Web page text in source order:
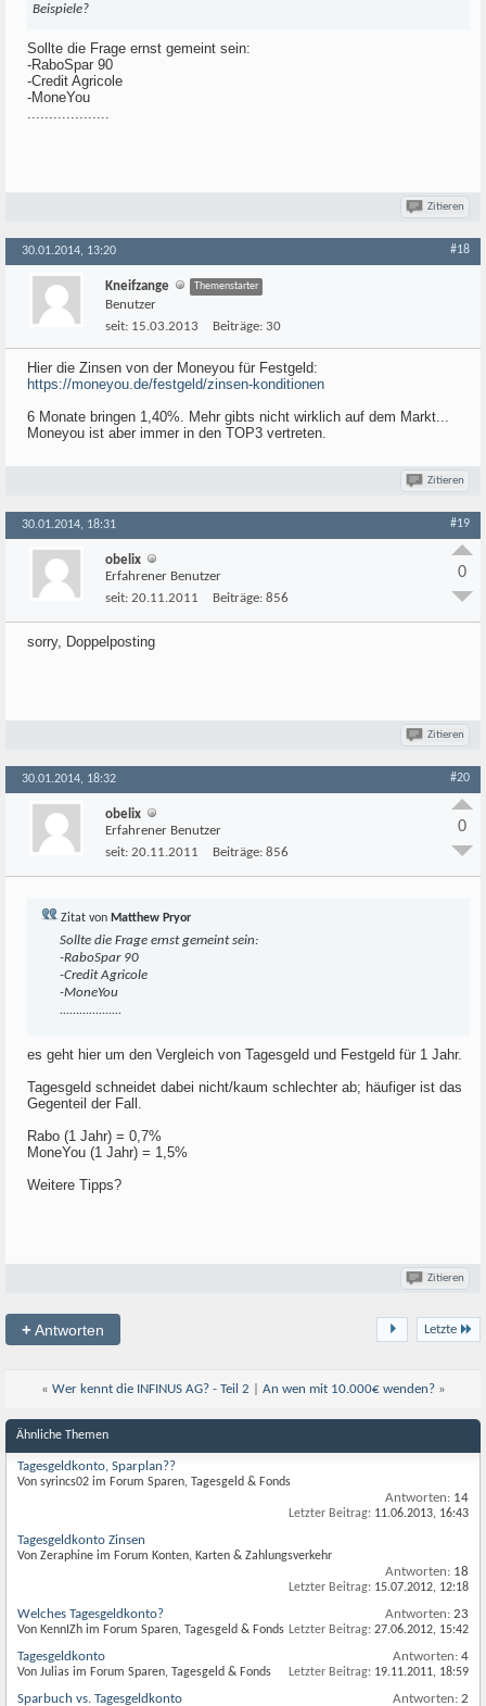
Beispiele?
Sollte die Frage ernst gemeint sein:
-RaboSpar 90
-Credit Agricole
-MoneYou
...................
Zitieren
30.01.2014, 13:20 #18
Kneifzange Themenstarter
Benutzer
seit: 15.03.2013 Beiträge: 30
Hier die Zinsen von der Moneyou für Festgeld:
https://moneyou.de/festgeld/zinsen-konditionen
6 Monate bringen 1,40%. Mehr gibts nicht wirklich auf dem Markt...
Moneyou ist aber immer in den TOP3 vertreten.
Zitieren
30.01.2014, 18:31 #19
obelix
Erfahrener Benutzer
seit: 20.11.2011 Beiträge: 856
0
sorry, Doppelposting
Zitieren
30.01.2014, 18:32 #20
obelix
Erfahrener Benutzer
seit: 20.11.2011 Beiträge: 856
0
Zitat von Matthew Pryor
Sollte die Frage ernst gemeint sein:
-RaboSpar 90
-Credit Agricole
-MoneYou
...................
es geht hier um den Vergleich von Tagesgeld und Festgeld für 1 Jahr.
Tagesgeld schneidet dabei nicht/kaum schlechter ab; häufiger ist das
Gegenteil der Fall.
Rabo (1 Jahr) = 0,7%
MoneYou (1 Jahr) = 1,5%
Weitere Tipps?
Zitieren
+Antworten Letzte
« Wer kennt die INFINUS AG? - Teil 2 An wen mit 10.000€ wenden? »
Ähnliche Themen
Tagesgeldkonto, Sparplan??
Von syrincs02 im Forum Sparen, Tagesgeld & Fonds
Antworten: 14
Letzter Beitrag: 11.06.2013, 16:43
Tagesgeldkonto Zinsen
Von Zeraphine im Forum Konten, Karten & Zahlungsverkehr
Antworten: 18
Letzter Beitrag: 15.07.2012, 12:18
Welches Tagesgeldkonto?
Von KennIZh im Forum Sparen, Tagesgeld & Fonds
Antworten: 23
Letzter Beitrag: 27.06.2012, 15:42
Tagesgeldkonto
Von Julias im Forum Sparen, Tagesgeld & Fonds
Antworten: 4
Letzter Beitrag: 19.11.2011, 18:59
Sparbuch vs. Tagesgeldkonto Antworten: 2